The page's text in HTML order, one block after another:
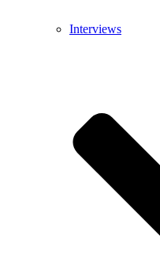
Interviews